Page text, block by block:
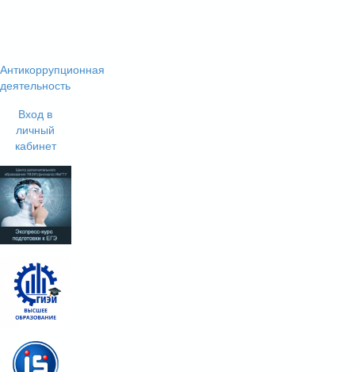
Антикоррупционная
деятельность
Вход в
личный
кабинет